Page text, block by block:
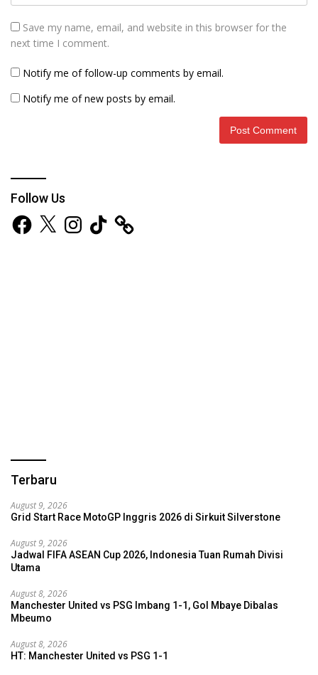
Save my name, email, and website in this browser for the
next time I comment.
Notify me of follow-up comments by email.
Notify me of new posts by email.
Follow Us
Facebook
X Instagram
TikTok
Terbaru
August 9, 2026
Grid Start Race MotoGP Inggris 2026 di Sirkuit Silverstone
August 9, 2026
Jadwal FIFA ASEAN Cup 2026, Indonesia Tuan Rumah Divisi
Utama
August 8, 2026
Manchester United vs PSG Imbang 1-1, Gol Mbaye Dibalas
Mbeumo
August 8, 2026
HT: Manchester United vs PSG 1-1